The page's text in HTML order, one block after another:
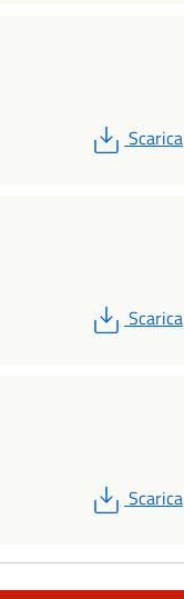
PDF
Scarica
PDF
Scarica
PDF
Scarica